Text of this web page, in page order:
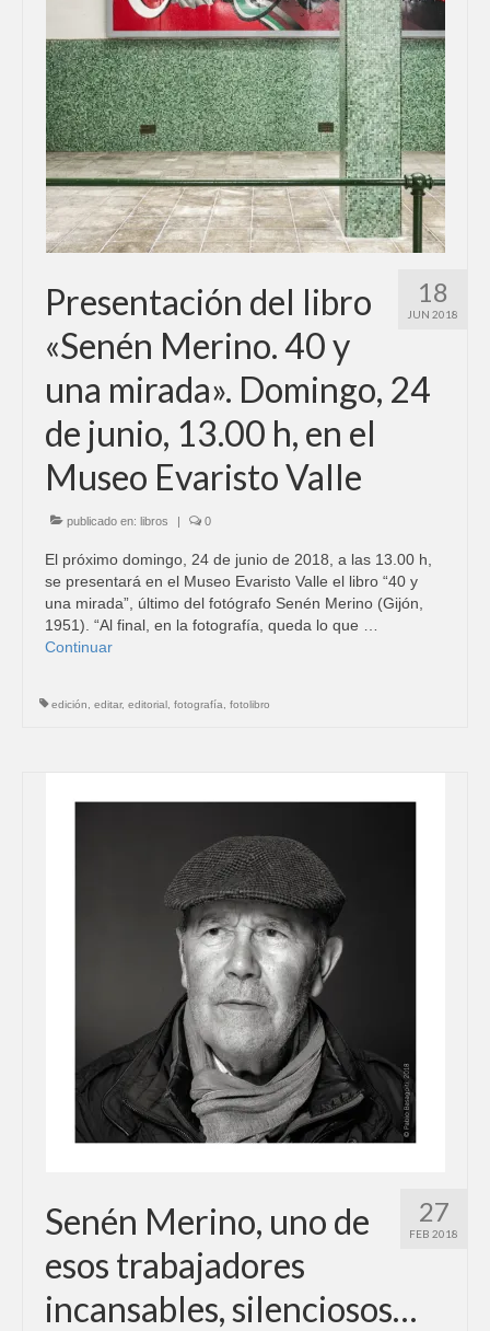
Contacto
Blog
18
JUN 2018
Presentación del libro
«Senén Merino. 40 y
una mirada». Domingo, 24
de junio, 13.00 h, en el
Museo Evaristo Valle
publicado en: libros | 0
El próximo domingo, 24 de junio de 2018, a las 13.00 h,
se presentará en el Museo Evaristo Valle el libro “40 y
una mirada”, último del fotógrafo Senén Merino (Gijón,
1951). “Al final, en la fotografía, queda lo que …
Continuar
edición editar, editorial fotografía fotolibro
27
FEB 2018
Senén Merino, uno de
esos trabajadores
incansables, silenciosos…